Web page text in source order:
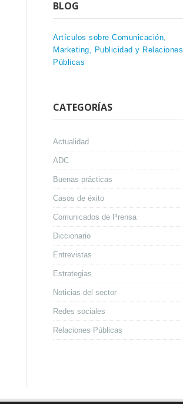
BLOG
Artículos sobre Comunicación,
Marketing, Publicidad y Relaciones
Públicas
CATEGORÍAS
Actualidad
ADC
Buenas prácticas
Casos de éxito
Comunicados de Prensa
Diccionario
Entrevistas
Estrategias
Noticias del sector
Redes sociales
Relaciones Públicas